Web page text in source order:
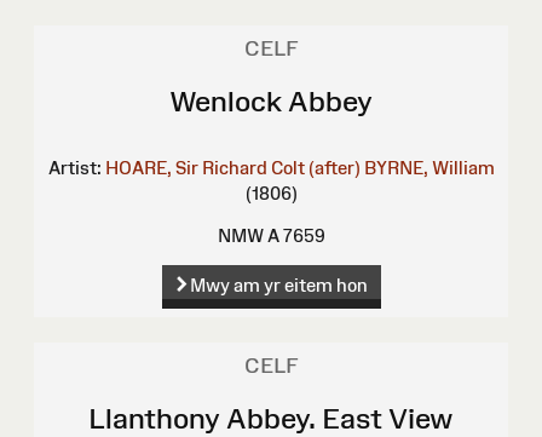
CELF
Wenlock Abbey
Artist: HOARE, Sir Richard Colt (after) BYRNE, William
(1806)
NMW A 7659
Mwy am yr eitem hon
CELF
Llanthony Abbey. East View